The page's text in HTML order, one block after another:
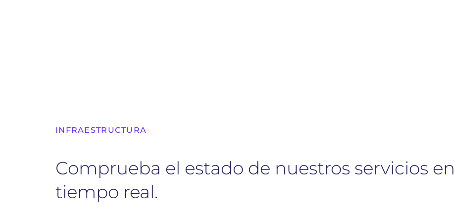
INFRAESTRUCTURA
Comprueba el estado de nuestros servicios en
tiempo real.